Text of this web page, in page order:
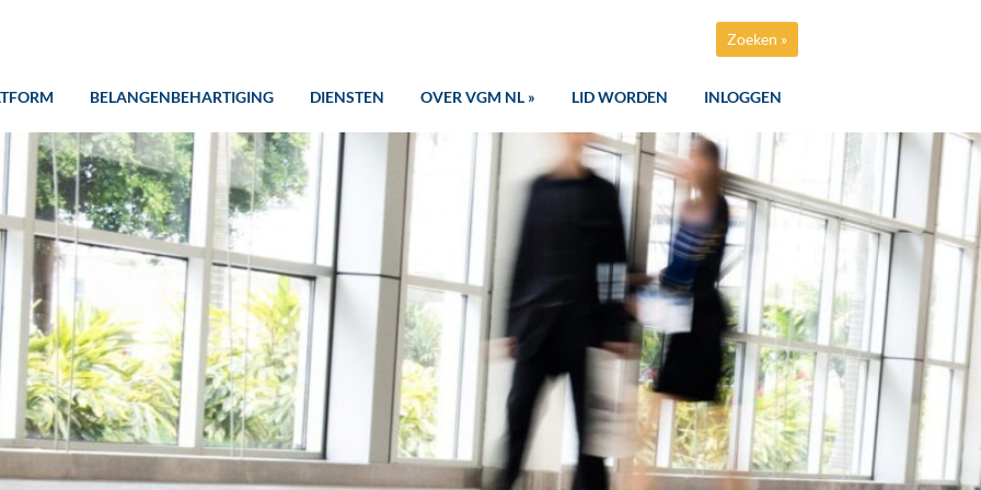
Zoeken »
BELANGENBEHARTIGING DIENSTEN OVER VGM NL » LID WORDEN INLOGGEN